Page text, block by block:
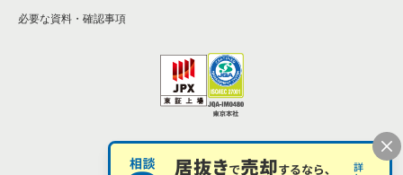
必要な資料・確認事項
個人情報の取扱い